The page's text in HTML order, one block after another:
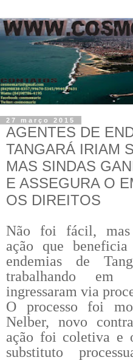
27 março 2015
AGENTES DE
TANGARÁ IRIAM
MAS SINDAS
E ASSEGURA O
OS DIREITOS
Não foi fácil, mas
ação que
endemias de
trabalhando em
ingressaram via
O processo foi
Nelber, novo
ação foi coletiva e
substituto